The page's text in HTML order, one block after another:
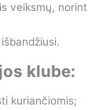
veiksmų, norint
klube:
kuriančiomis;